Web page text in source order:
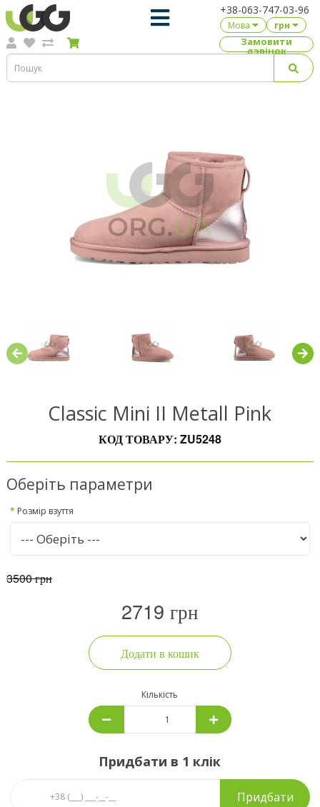
+38-063-747-03-96
Мова грн
Замовити
дзвінок
Classic Mini II Metall Pink
КОД ТОВАРУ: ZU5248
Оберіть параметри
Розмір взуття
3500 грн
2719 грн
Додати в кошик
Кількість
Придбати в 1 клік
Придбати